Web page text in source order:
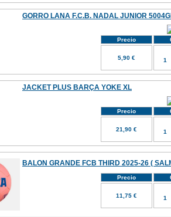
GORRO LANA F.C.B. NADAL JUNIOR
Precio
5,90 €
JACKET PLUS BARÇA YOKE XL
Precio
21,90 €
BALON GRANDE FCB THIRD 2025-26 (
Precio
11,75 €